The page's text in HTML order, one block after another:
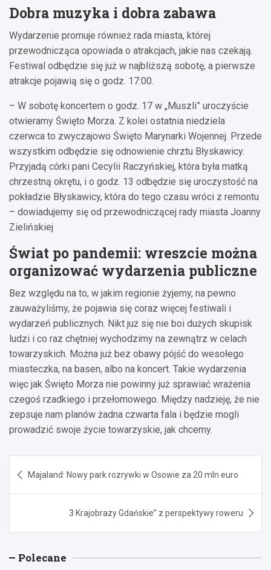
Dobra muzyka i dobra zabawa
Wydarzenie promuje również rada miasta, której
przewodnicząca opowiada o atrakcjach, jakie nas czekają.
Festiwal odbędzie się już w najbliższą sobotę, a pierwsze
atrakcje pojawią się o godz. 17:00.
– W sobotę koncertem o godz. 17 w „Muszli” uroczyście
otwieramy Święto Morza. Z kolei ostatnia niedziela
czerwca to zwyczajowo Święto Marynarki Wojennej. Przede
wszystkim odbędzie się odnowienie chrztu Błyskawicy.
Przyjadą córki pani Cecylii Raczyńskiej, która była matką
chrzestną okrętu, i o godz. 13 odbędzie się uroczystość na
pokładzie Błyskawicy, która do tego czasu wróci z remontu
– dowiadujemy się od przewodniczącej rady miasta Joanny
Zielińskiej
Świat po pandemii: wreszcie można
organizować wydarzenia publiczne
Bez względu na to, w jakim regionie żyjemy, na pewno
zauważyliśmy, że pojawia się coraz więcej festiwali i
wydarzeń publicznych. Nikt już się nie boi dużych skupisk
ludzi i co raz chętniej wychodzimy na zewnątrz w celach
towarzyskich. Można już bez obawy pójść do wesołego
miasteczka, na basen, albo na koncert. Takie wydarzenia
więc jak Święto Morza nie powinny już sprawiać wrażenia
czegoś rzadkiego i przełomowego. Między nadzieję, że nie
zepsuje nam planów żadna czwarta fala i będzie mogli
prowadzić swoje życie towarzyskie, jak chcemy.
wpisu
Majaland: Nowy park rozrywki w Osowie za 20 mln euro
3 Krajobrazy Gdańskie” z perspektywy roweru
Polecane